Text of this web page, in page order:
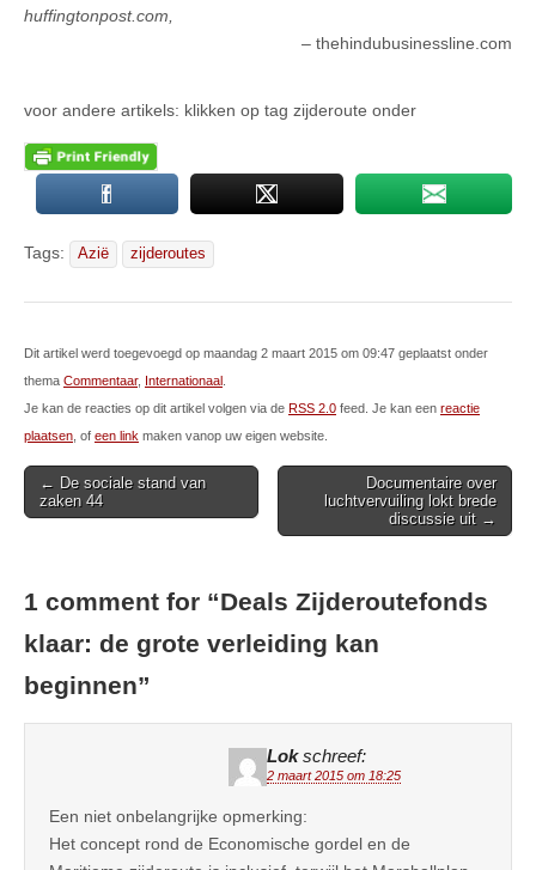
huffingtonpost.com,
thehindubusinessline.com
voor andere artikels: klikken op tag zijderoute onder
Tags: Azië zijderoutes
Dit artikel werd toegevoegd op maandag 2 maart 2015 om 09:47 geplaatst onder
thema Commentaar, Internationaal
Je kan de reacties op dit artikel volgen via de RSS 2.0 feed. Je kan een reactie
plaatsen , of een link maken vanop uw eigen website.
Post
navigation
← De sociale stand van
zaken 44
Documentaire over
luchtvervuiling lokt brede
discussie uit →
1 comment for “Deals Zijderoutefonds
klaar: de grote verleiding kan
beginnen”
Lok schreef:
2 maart 2015 om 18:25
Een niet onbelangrijke opmerking:
Het concept rond de Economische gordel en de